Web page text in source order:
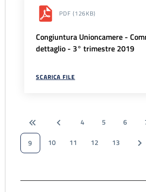
PDF (126KB)
Congiuntura Unioncamere -
dettaglio - 3° trimestre 2019
SCARICA FILE
4 5 6
9
10 11 12 13